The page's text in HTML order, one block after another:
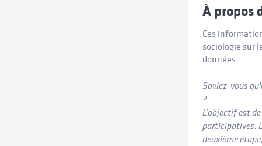
À propos
Ces
sociologie sur
données.
Saviez-vous
?
L’objectif est
participatives.
deuxième